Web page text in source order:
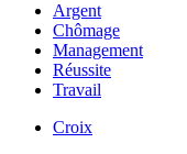
Argent
Chômage
Management
Réussite
Travail
Croix